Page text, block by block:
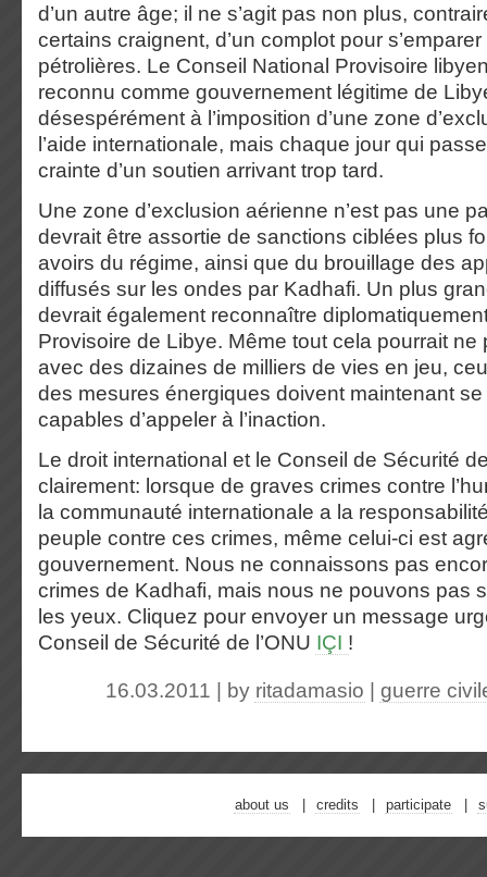
d’un autre âge; il ne s’agit pas non plus,
certains craignent, d’un complot pour
pétrolières. Le Conseil National Provisoire
reconnu comme gouvernement légitime de
désespérément à l’imposition d’une zone
l’aide internationale, mais chaque jour qui
crainte d’un soutien arrivant trop tard.
Une zone d’exclusion aérienne n’est pas une
devrait être assortie de sanctions ciblées plus
avoirs du régime, ainsi que du brouillage des
diffusés sur les ondes par Kadhafi. Un plus
devrait également reconnaître
Provisoire de Libye. Même tout cela pourrait ne
avec des dizaines de milliers de vies en jeu,
des mesures énergiques doivent maintenant se
capables d’appeler à l’inaction.
Le droit international et le Conseil de Sécurité de
clairement: lorsque de graves crimes contre
la communauté internationale a la
peuple contre ces crimes, même celui-ci est
gouvernement. Nous ne connaissons pas
crimes de Kadhafi, mais nous ne pouvons pas
les yeux. Cliquez pour envoyer un message
Conseil de Sécurité de l’ONU IÇI !
16.03.2011 | by ritadamasio guerre
about us credits participate